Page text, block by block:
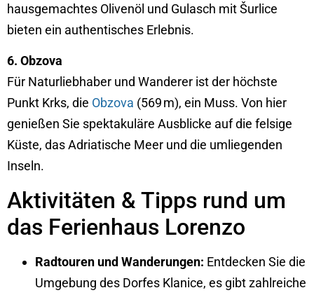
hausgemachtes Olivenöl und Gulasch mit Šurlice
bieten ein authentisches Erlebnis.
6. Obzova
Für Naturliebhaber und Wanderer ist der höchste
Punkt Krks, die Obzova (569 m), ein Muss. Von hier
genießen Sie spektakuläre Ausblicke auf die felsige
Küste, das Adriatische Meer und die umliegenden
Inseln.
Aktivitäten & Tipps rund um
das Ferienhaus Lorenzo
Radtouren und Wanderungen: Entdecken Sie die
Umgebung des Dorfes Klanice, es gibt zahlreiche